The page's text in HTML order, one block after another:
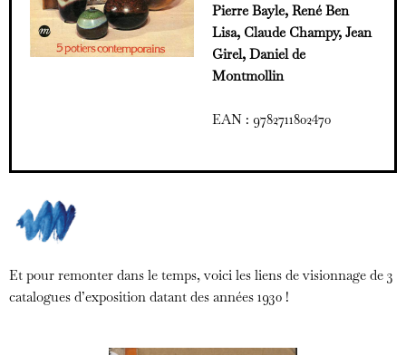
Pierre Bayle, René Ben
Lisa, Claude Champy, Jean
Girel, Daniel de
Montmollin
EAN : 9782711802470
Et pour remonter dans le temps, voici les liens de visionnage de 3
catalogues d’exposition datant des années 1930 !